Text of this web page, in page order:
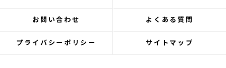
お問い合わせ よくある質問
プライバシーポリシー サイトマップ